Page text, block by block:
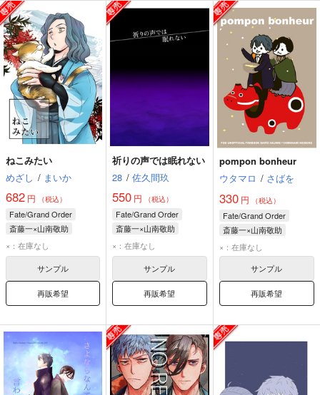
ねこみたい
めざし / まいか
682 円 （税込）
Fate/Grand Order
斎藤一×山南敬助
斎藤一
山南敬助
×：在庫なし
サンプル
再販希望
祈りの声では眠れない
28 / 佐久間玖
550 円 （税込）
Fate/Grand Order
斎藤一×山南敬助
斎藤一
山南敬助
×：在庫なし
サンプル
再販希望
pompon bonheur
ウタマロ / さばを
330円 （税込）
Fate/Grand Order
斎藤一×山南敬助
斎藤一
山南敬助
×：在庫なし
サンプル
再販希望